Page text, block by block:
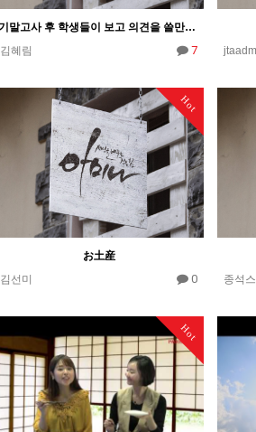
기말고사 후 학생들이 보고 의견을 쓸만한 좋은 온라인 수업 자료가 있을까요?
김혜림
7
Hot
お土産
김선미
0
종석
Hot